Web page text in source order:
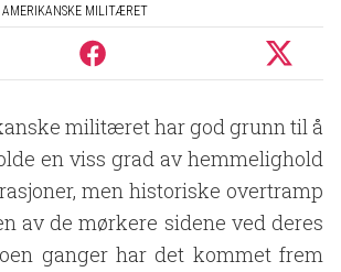
AMERIKANSKE MILITÆRET
militæret har god grunn til å
en viss grad av hemmelighold
men historiske overtramp
av de mørkere sidene ved deres
ganger har det kommet frem